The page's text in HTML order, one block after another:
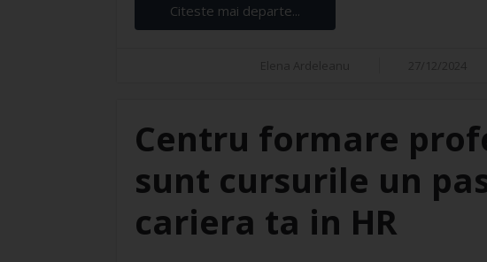
Citeste mai departe...
Centru formare
sunt cursurile un
cariera ta in HR